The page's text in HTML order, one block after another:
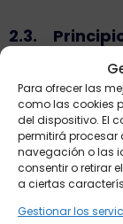
Para ofrecer las
como las cookies
del dispositivo. El
permitirá
navegación o las
consentir o retirar
a ciertas
Gestionar los
2.3.
Artículo 5
«La
las